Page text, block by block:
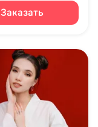
Заказать